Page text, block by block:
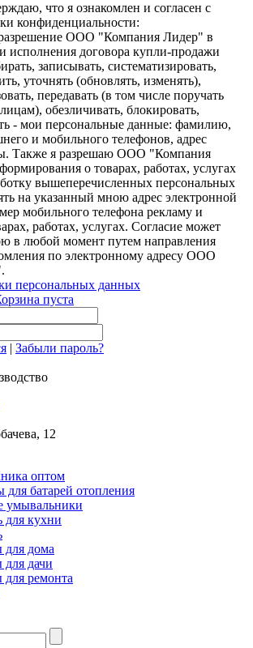
что я ознакомлен и согласен с
конфиденциальности:
ООО "Компания Лидер" в
исполнения договора купли-продажи
записывать, систематизировать,
уточнять (обновлять, изменять),
передавать (в том числе поручать
обезличивать, блокировать,
- мои персональные данные: фамилию,
и мобильного телефонов, адрес
Также я разрешаю ООО "Компания
о товарах, работах, услугах
вышеперечисленных персональных
на указанный мною адрес электронной
мобильного телефона рекламу и
работах, услугах. Согласие может
в любой момент путем направления
по электронному адресу ООО
персональных данных
пуста
| Забыли пароль?
12
оптом
для батарей отопления
умывальники
для кухни
для дома
для дачи
для ремонта